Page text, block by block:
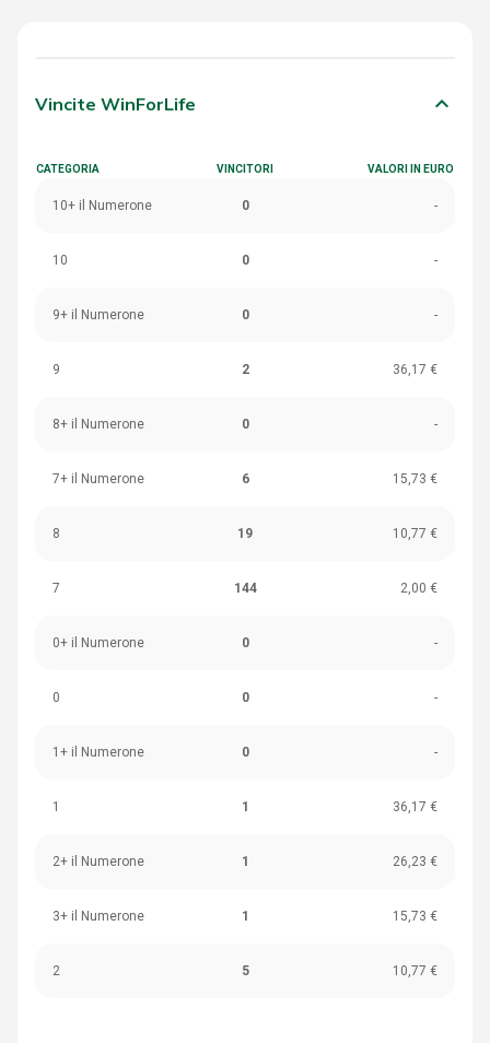
Vincite WinForLife keyboard_arrow_down
CATEGORIA VINCITORI VALORI IN EURO
10+ il Numerone 0 -
10 0 -
9+ il Numerone 0 -
9 2 36,17 €
8+ il Numerone 0 -
7+ il Numerone 6 15,73 €
8 19 10,77 €
7 144 2,00 €
0+ il Numerone 0 -
0 0 -
1+ il Numerone 0 -
1 1 36,17 €
2+ il Numerone 1 26,23 €
3+ il Numerone 1 15,73 €
2 5 10,77 €